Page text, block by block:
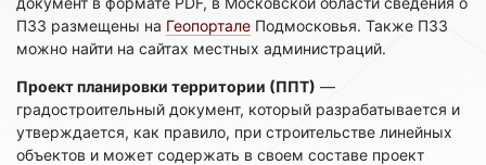
ПЗЗ размещены на Геопортале Подмосковья. Также ПЗЗ
можно найти на сайтах местных администраций.
Проект планировки территории (ППТ) —
градостроительный документ, который разрабатывается и
утверждается, как правило, при строительстве линейных
объектов и может содержать в своем составе проект